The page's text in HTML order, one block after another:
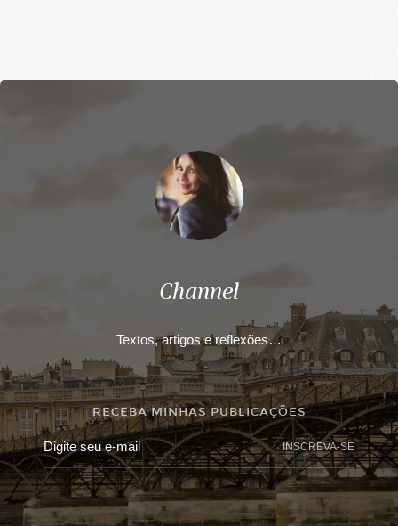
Channel
Textos, artigos e reflexões…
RECEBA MINHAS PUBLICAÇÕES
INSCREVA-SE